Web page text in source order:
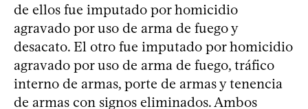
de ellos fue imputado por homicidio
agravado por uso de arma de fuego y
desacato. El otro fue imputado por homicidio
agravado por uso de arma de fuego, tráfico
interno de armas, porte de armas y tenencia
de armas con signos eliminados. Ambos